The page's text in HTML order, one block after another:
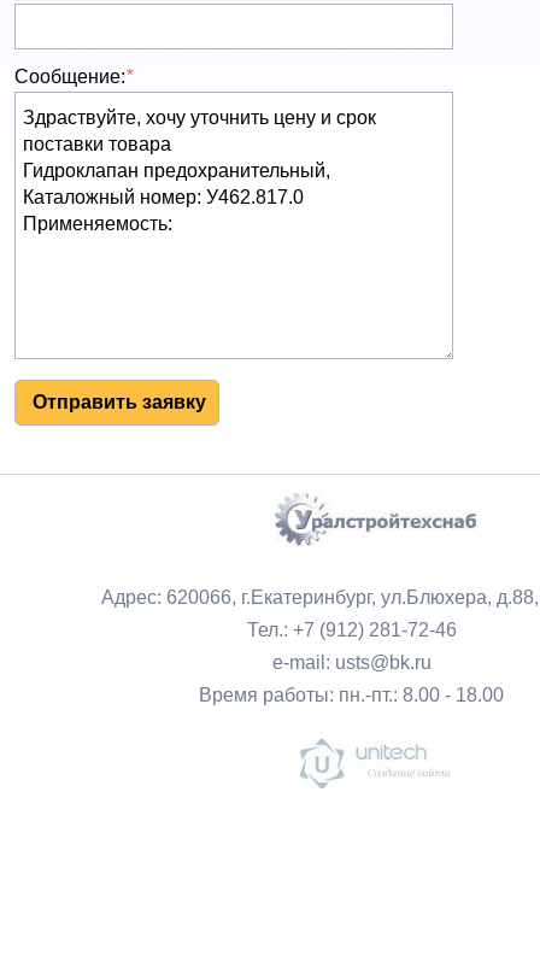
Сообщение:*
Адрес: 620066, г.Екатеринбург, ул.Блюхера,
Тел.: +7 (912) 281-72-46
e-mail: usts@bk.ru
Время работы: пн.-пт.: 8.00 - 18.00